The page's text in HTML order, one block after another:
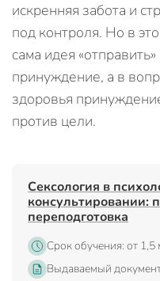
искренняя забота и
под контроля. Но в
сама идея
принуждение, а в
здоровья
против цели.
Сексология в
консультировании:
переподготовка
Срок обучения: от 1,5
Выдаваемый